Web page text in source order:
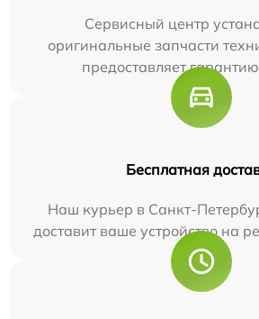
Сервисный центр
оригинальные запчасти
предоставляет
Бесплатная
Наш курьер в Санкт-
доставит ваше устройство на